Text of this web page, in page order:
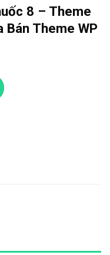
8 – Theme
Bán Theme WP